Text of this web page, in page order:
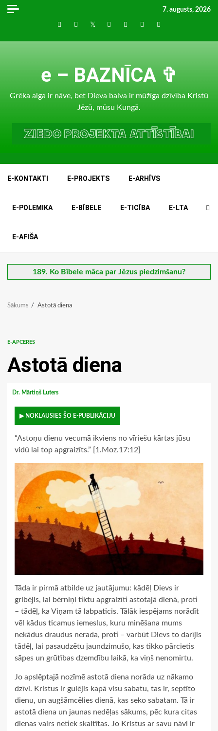
Skip
7. augusts, 2026
Draugiem
Facebook
TwitterInstagram
LinkedInwhatsapp
RSS
e – BAZNĪCA ✞
Grēka alga ir nāve, bet Dieva balva ir mūžīga dzīvība Kristū
Jēzū, mūsu Kungā.
E-KONTAKTI E-PROJEKTS E-ARHĪVS
E-POLEMIKA E-BĪBELE E-TICĪBA E-LTA
E-AFIŠA
189. Ko Bībele māca par Jēzus piedzimšanu?
Sākums Astotā diena
E-APCERES
Astotā diena
Dr. Mārtiņš Luters
▶ NOKLAUSIES ŠO E-PUBLIKĀCIJU
“Astoņu dienu vecumā ikviens no vīriešu kārtas jūsu
vidū lai top apgraizīts.” [1.Moz.17:12]
Tāda ir pirmā atbilde uz jautājumu: kādēļ Dievs ir
gribējis, lai bērniņi tiktu apgraizīti astotajā dienā, proti
– tādēļ, ka Viņam tā labpaticis. Tālāk iespējams norādīt
vēl kādus ticamus iemeslus, kuru minēšana mums
nekādus draudus nerada, proti – varbūt Dievs to darījis
tādēļ, lai pasaudzētu jaundzimušo, kas tikko pārcietis
sāpes un grūtības dzemdību laikā, ka viņš nenomirtu.
Jo apslēptajā nozīmē astotā diena norāda uz nākamo
dzīvi. Kristus ir gulējis kapā visu sabatu, tas ir, septīto
dienu, un augšāmcēlies dienā, kas seko sabatam. Tā ir
astotā diena un jaunas nedēļas sākums, pēc kura citas
dienas vairs netiek skaitītas. Jo Kristus ar savu nāvi ir